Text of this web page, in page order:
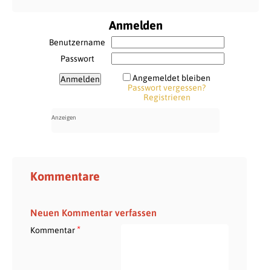
Anmelden
Benutzername
Passwort
Angemeldet bleiben
Passwort vergessen?
Registrieren
Kommentare
Neuen Kommentar verfassen
Kommentar*